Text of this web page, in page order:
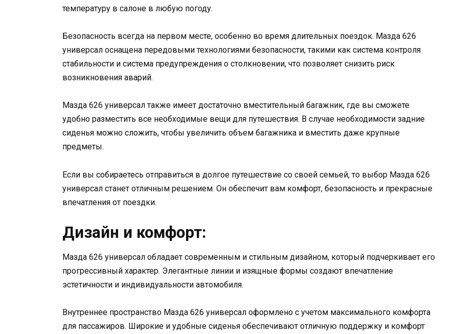
температуру в салоне в любую погоду.
Безопасность всегда на первом месте, особенно во время длительных поездок. Мазда 626
универсал оснащена передовыми технологиями безопасности, такими как система контроля
стабильности и система предупреждения о столкновении, что позволяет снизить риск
возникновения аварий.
Мазда 626 универсал также имеет достаточно вместительный багажник, где вы сможете
удобно разместить все необходимые вещи для путешествия. В случае необходимости задние
сиденья можно сложить, чтобы увеличить объем багажника и вместить даже крупные
предметы.
Если вы собираетесь отправиться в долгое путешествие со своей семьей, то выбор Мазда 626
универсал станет отличным решением. Он обеспечит вам комфорт, безопасность и прекрасные
впечатления от поездки.
Дизайн и комфорт:
Мазда 626 универсал обладает современным и стильным дизайном, который подчеркивает его
прогрессивный характер. Элегантные линии и изящные формы создают впечатление
эстетичности и индивидуальности автомобиля.
Внутреннее пространство Мазда 626 универсал оформлено с учетом максимального комфорта
для пассажиров. Широкие и удобные сиденья обеспечивают отличную поддержку и комфорт